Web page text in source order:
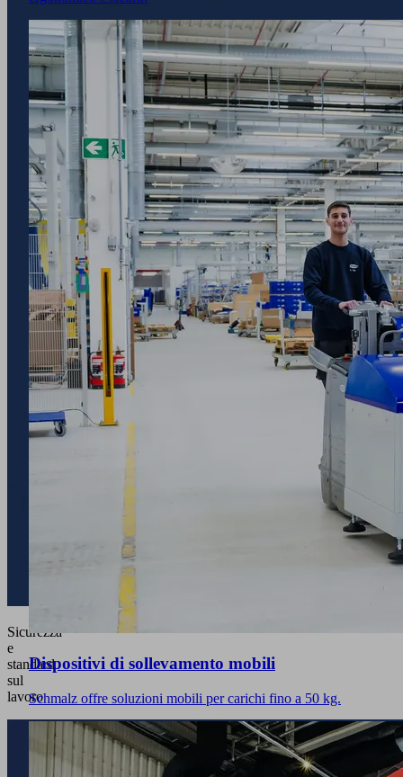
Sicurezza
e
standard
sul
lavoro
Dispositivi di sollevamento mobili
Schmalz offre soluzioni mobili per carichi fino a 50 kg.